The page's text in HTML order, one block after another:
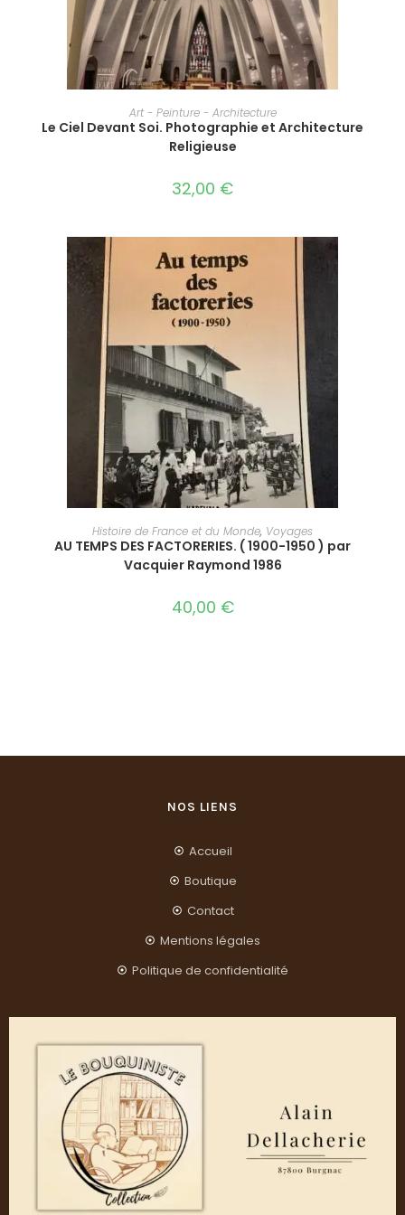
AJOUTER AU PANIER
Art - Peinture - Architecture
Le Ciel Devant Soi. Photographie et Architecture
Religieuse
32,00 €
AJOUTER AU PANIER
Histoire de France et du Monde, Voyages
AU TEMPS DES FACTORERIES. ( 1900-1950 ) par
Vacquier Raymond 1986
40,00 €
NOS LIENS
Accueil
Boutique
Contact
Mentions légales
Politique de confidentialité